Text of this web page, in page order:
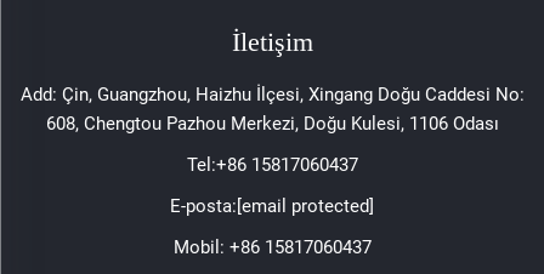
İletişim
Add: Çin, Guangzhou, Haizhu İlçesi, Xingang Doğu Caddesi No:
608, Chengtou Pazhou Merkezi, Doğu Kulesi, 1106 Odası
Tel:+86 15817060437
E-posta: [email protected]
Mobil: +86 15817060437